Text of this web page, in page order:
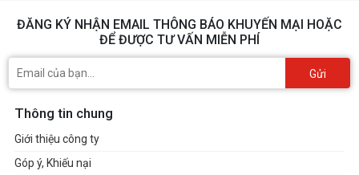
ĐĂNG KÝ NHẬN EMAIL THÔNG BÁO KHUYẾN MẠI HOẶC
ĐỂ ĐƯỢC TƯ VẤN MIỄN PHÍ
Gửi
Thông tin chung
Giới thiệu công ty
Góp ý, Khiếu nại